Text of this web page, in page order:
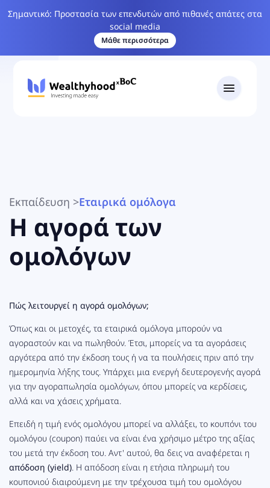
Σημαντικό: Προστασία των επενδυτών από πιθανές απάτες στα
social media
Μάθε περισσότερα
Εκπαίδευση >Εταιρικά ομόλογα
Η αγορά των
ομολόγων
Πώς λειτουργεί η αγορά ομολόγων;
Όπως και οι μετοχές, τα εταιρικά ομόλογα μπορούν να
αγοραστούν και να πωληθούν. Έτσι, μπορείς να τα αγοράσεις
αργότερα από την έκδοση τους ή να τα πουλήσεις πριν από την
ημερομηνία λήξης τους. Υπάρχει μια ενεργή δευτερογενής αγορά
για την αγοραπωλησία ομολόγων, όπου μπορείς να κερδίσεις,
αλλά και να χάσεις χρήματα.
Επειδή η τιμή ενός ομολόγου μπορεί να αλλάξει, το κουπόνι του
ομολόγου (coupon) παύει να είναι ένα χρήσιμο μέτρο της αξίας
του μετά την έκδοση του. Αντ' αυτού, θα δεις να αναφέρεται η
απόδοση (yield). Η απόδοση είναι η ετήσια πληρωμή του
κουπονιού διαιρούμενη με την τρέχουσα τιμή του ομολόγου